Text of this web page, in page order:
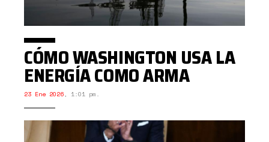
CÓMO WASHINGTON USA LA
ENERGÍA COMO ARMA
23 Ene 2026, 1:01 pm.